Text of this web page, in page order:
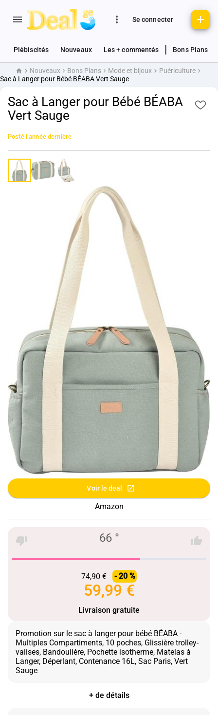
Se connecter
Plébiscités Nouveaux Les + commentés Bons Plans
AccueilNouveaux Bons Plans Mode et bijoux
Puériculture
Sac à Langer pour Bébé BÉABA Vert Sauge
Sac à Langer pour Bébé BÉABA
Vert Sauge
Posté l’année dernière
Voir le deal
Amazon
66 °
74,90 € - 20 %
59,99 €
Livraison gratuite
Promotion sur le sac à langer pour bébé BÉABA -
Multiples Compartiments, 10 poches, Glissière trolley-
valises, Bandoulière, Pochette isotherme, Matelas à
Langer, Déperlant, Contenance 16L, Sac Paris, Vert
+ de détails